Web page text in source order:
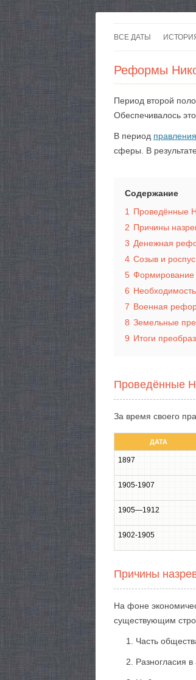
ВСЕ ДАТЫ
Реформы
Период второй
Обеспечивалось
В период
сферы. В
Содержание
1
Проведённые
2 Причины
3 Денежная
4 Созыв и
5 Формирование
6
7 Военная
8 Земельные
9 Итоги
Проведённые
За время своего
ДАТА
1897
1905-1907
1905—1912
1902-1905
Причины
На фоне
существующим
Часть
Разногласия